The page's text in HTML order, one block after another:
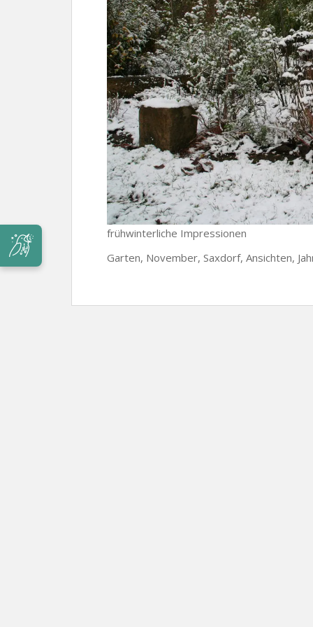
frühwinterliche Impressionen
Garten, November, Saxdorf, Ansichten,